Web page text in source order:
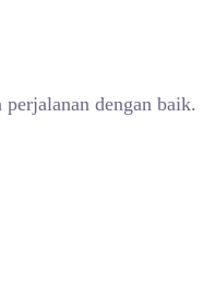
dengan baik.